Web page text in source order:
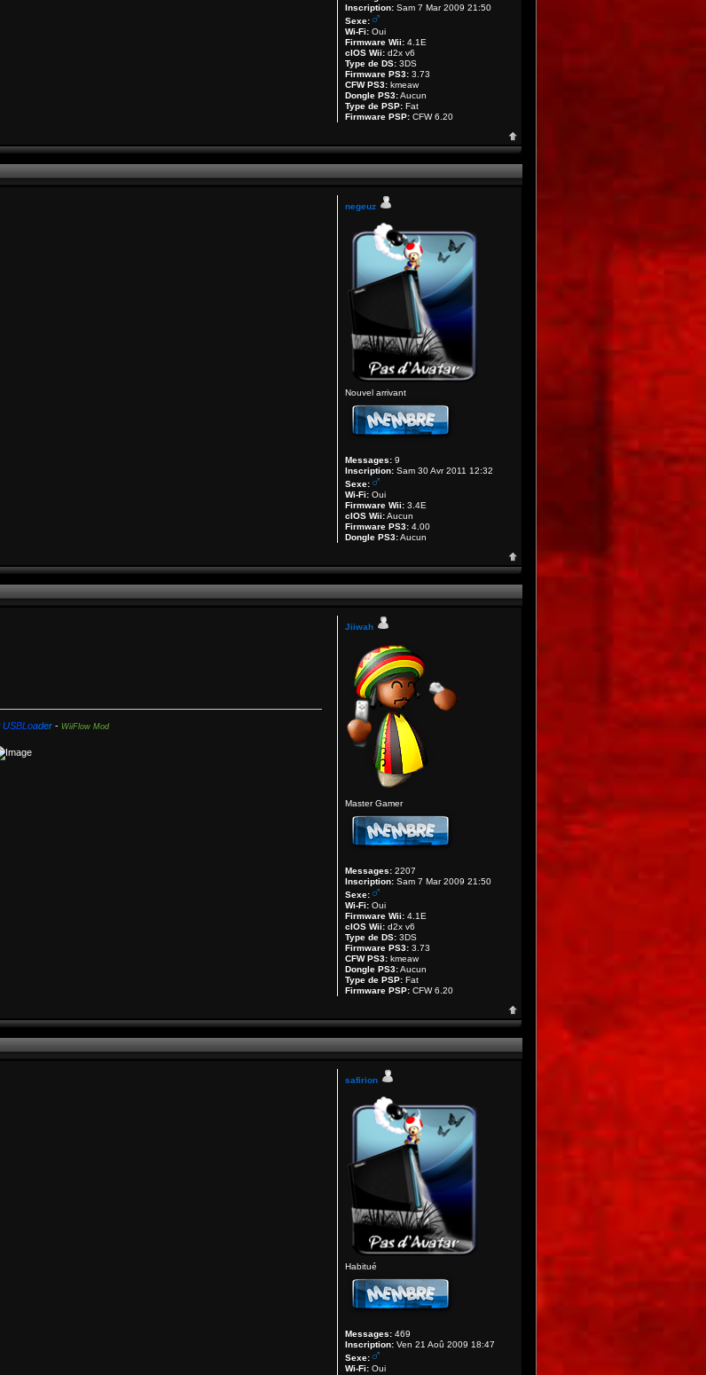
Inscription: Sam 7 Mar 2009 21:50
Sexe:
Wi-Fi: Oui
Firmware Wii: 4.1E
cIOS Wii: d2x v6
Type de DS: 3DS
Firmware PS3: 3.73
CFW PS3: kmeaw
Dongle PS3:Aucun
Type de PSP: Fat
Firmware PSP: CFW 6.20
negeuz
Nouvel arrivant
Messages: 9
Inscription: Sam 30 Avr 2011 12:32
Sexe:
Wi-Fi: Oui
Firmware Wii: 3.4E
cIOS Wii:Aucun
Firmware PS3: 4.00
Dongle PS3:Aucun
USBLoader -WiiFlow Mod
Jiiwah
Master Gamer
Messages: 2207
Inscription: Sam 7 Mar 2009 21:50
Sexe:
Wi-Fi: Oui
Firmware Wii: 4.1E
cIOS Wii: d2x v6
Type de DS: 3DS
Firmware PS3: 3.73
CFW PS3: kmeaw
Dongle PS3:Aucun
Type de PSP: Fat
Firmware PSP: CFW 6.20
safirion
Habitué
Messages: 469
Inscription: Ven 21 Aoû 2009 18:47
Sexe:
Wi-Fi: Oui